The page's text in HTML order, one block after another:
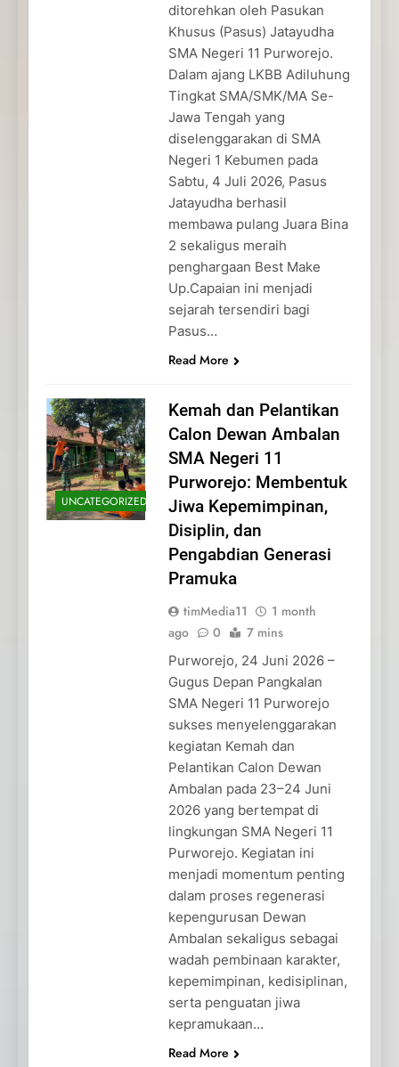
ditorehkan oleh Pasukan
Khusus (Pasus) Jatayudha
SMA Negeri 11 Purworejo.
Dalam ajang LKBB Adiluhung
Tingkat SMA/SMK/MA Se-
Jawa Tengah yang
diselenggarakan di SMA
Negeri 1 Kebumen pada
Sabtu, 4 Juli 2026, Pasus
Jatayudha berhasil
membawa pulang Juara Bina
2 sekaligus meraih
penghargaan Best Make
Up.Capaian ini menjadi
sejarah tersendiri bagi
Pasus…
Read More
UNCATEGORIZED
Kemah dan Pelantikan
Calon Dewan Ambalan
SMA Negeri 11
Purworejo: Membentuk
Jiwa Kepemimpinan,
Disiplin, dan
Pengabdian Generasi
Pramuka
timMedia11
1 month
ago
0 7 mins
Purworejo, 24 Juni 2026 –
Gugus Depan Pangkalan
SMA Negeri 11 Purworejo
sukses menyelenggarakan
kegiatan Kemah dan
Pelantikan Calon Dewan
Ambalan pada 23–24 Juni
2026 yang bertempat di
lingkungan SMA Negeri 11
Purworejo. Kegiatan ini
menjadi momentum penting
dalam proses regenerasi
kepengurusan Dewan
Ambalan sekaligus sebagai
wadah pembinaan karakter,
kepemimpinan, kedisiplinan,
serta penguatan jiwa
kepramukaan…
Read More